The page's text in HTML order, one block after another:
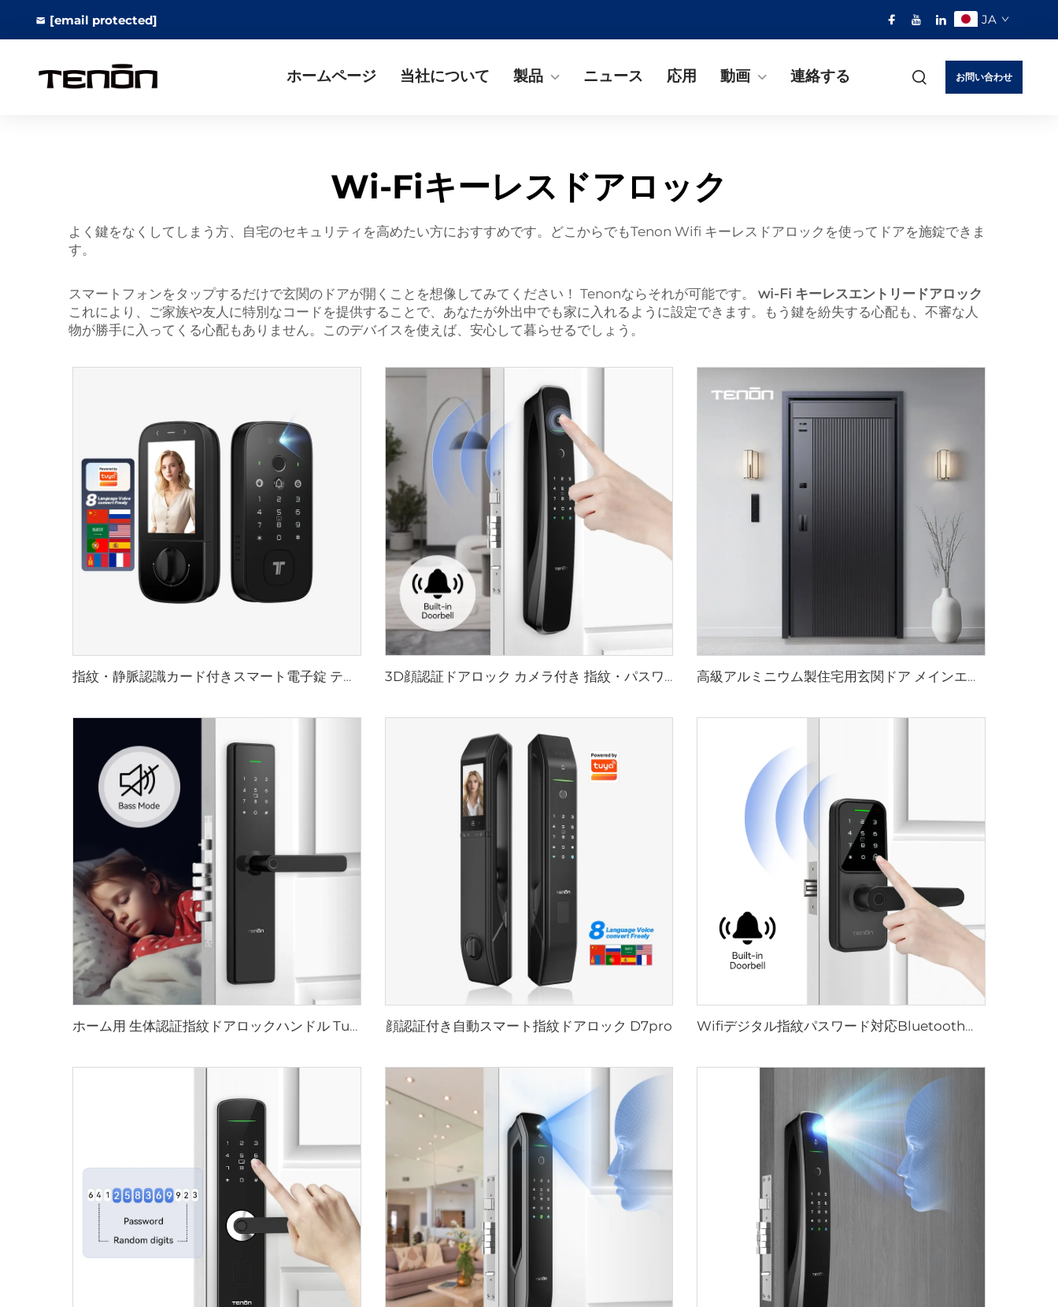
[email protected] JA
ホームページ 当社について 製品 ニュース 応用 動画 連絡する お問い合わせ
Wi-Fiキーレスドアロック
よく鍵をなくしてしまう方、自宅のセキュリティを高めたい方におすすめです。どこからでもTenon Wifi キーレスドアロックを使ってドアを施錠できま
す。
スマートフォンをタップするだけで玄関のドアが開くことを想像してみてください！ Tenonならそれが可能です。 wi-Fi キーレスエントリードアロック
これにより、ご家族や友人に特別なコードを提供することで、あなたが外出中でも家に入れるように設定できます。もう鍵を紛失する心配も、不審な人
物が勝手に入ってくる心配もありません。このデバイスを使えば、安心して暮らせるでしょう。
指紋・静脈認識カード付きスマート電子錠 テノンK10 Pro 3D顔認証ドアロック カメラ付き 指紋・パスワード・静脈認識 テノンA9 Pro 高級アルミニウム製住宅用玄関ドア メインエントリー対応 M8
ホーム用 生体認証指紋ドアロックハンドル Tuya T15 顔認証付き自動スマート指紋ドアロック D7pro Wifiデジタル指紋パスワード対応Bluetoothドアハンドル Tenon K8